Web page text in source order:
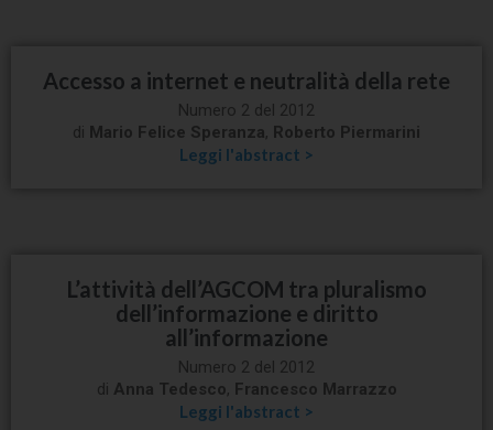
Accesso a internet e neutralità della rete
Numero 2 del 2012
di Mario Felice Speranza, Roberto Piermarini
Leggi l'abstract >
L’attività dell’AGCOM tra pluralismo
dell’informazione e diritto
all’informazione
Numero 2 del 2012
di Anna Tedesco, Francesco Marrazzo
Leggi l'abstract >